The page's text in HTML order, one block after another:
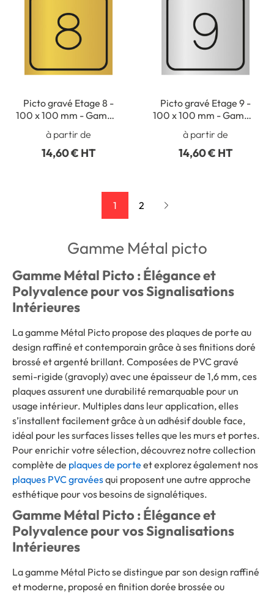
Picto gravé Etage 8 -
100 x 100 mm - Gamme
à partir de
14,60 € HT
Picto gravé Etage 9 -
100 x 100 mm - Gamme
à partir de
14,60 € HT
1 2
Gamme Métal picto
Gamme Métal Picto : Élégance et
Polyvalence pour vos Signalisations
Intérieures
La gamme Métal Picto propose des plaques de porte au
design raffiné et contemporain grâce à ses finitions doré
brossé et argenté brillant. Composées de PVC gravé
semi-rigide (gravoply) avec une épaisseur de 1,6 mm, ces
plaques assurent une durabilité remarquable pour un
usage intérieur. Multiples dans leur application, elles
s’installent facilement grâce à un adhésif double face,
idéal pour les surfaces lisses telles que les murs et portes.
Pour enrichir votre sélection, découvrez notre collection
complète de plaques de porte et explorez également nos
plaques PVC gravéesqui proposent une autre approche
esthétique pour vos besoins de signalétiques.
Gamme Métal Picto : Élégance et
Polyvalence pour vos Signalisations
Intérieures
La gamme Métal Picto se distingue par son design raffiné
et moderne, proposé en finition dorée brossée ou